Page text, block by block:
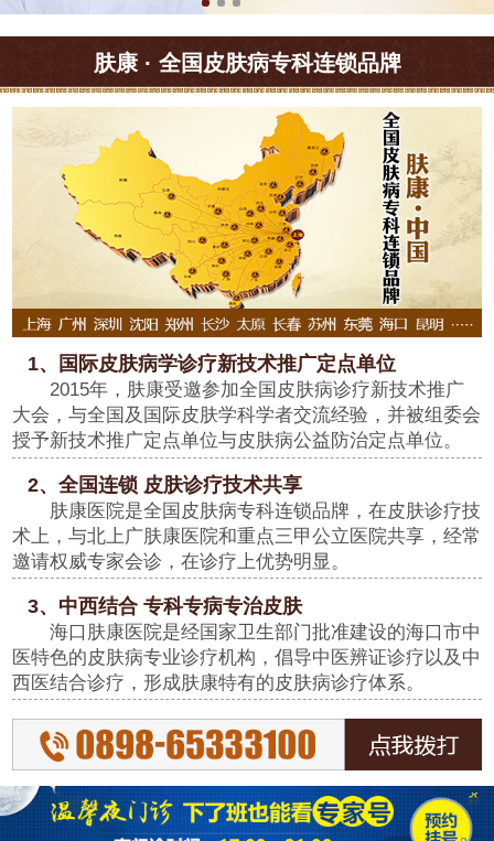
肤康 · 全国皮肤病专科连锁品牌
1、国际皮肤病学诊疗新技术推广定点单位
2015年，肤康受邀参加全国皮肤病诊疗新技术推广
大会，与全国及国际皮肤学科学者交流经验，并被组委会
授予新技术推广定点单位与皮肤病公益防治定点单位。
2、全国连锁 皮肤诊疗技术共享
肤康医院是全国皮肤病专科连锁品牌，在皮肤诊疗技
术上，与北上广肤康医院和重点三甲公立医院共享，经常
邀请权威专家会诊，在诊疗上优势明显。
3、中西结合 专科专病专治皮肤
海口肤康医院是经国家卫生部门批准建设的海口市中
医特色的皮肤病专业诊疗机构，倡导中医辨证诊疗以及中
西医结合诊疗，形成肤康特有的皮肤病诊疗体系。